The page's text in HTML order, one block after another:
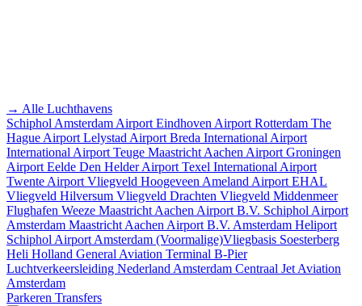
→ Alle Luchthavens
Schiphol Amsterdam Airport Eindhoven Airport Rotterdam The
Hague Airport Lelystad Airport Breda International Airport
International Airport Teuge Maastricht Aachen Airport Groningen
Airport Eelde Den Helder Airport Texel International Airport
Twente Airport Vliegveld Hoogeveen Ameland Airport EHAL
Vliegveld Hilversum Vliegveld Drachten Vliegveld Middenmeer
Flughafen Weeze Maastricht Aachen Airport B.V. Schiphol Airport
Amsterdam Maastricht Aachen Airport B.V. Amsterdam Heliport
Schiphol Airport Amsterdam (Voormalige)Vliegbasis Soesterberg
Heli Holland General Aviation Terminal B-Pier
Luchtverkeersleiding Nederland Amsterdam Centraal Jet Aviation
Amsterdam
Parkeren Transfers